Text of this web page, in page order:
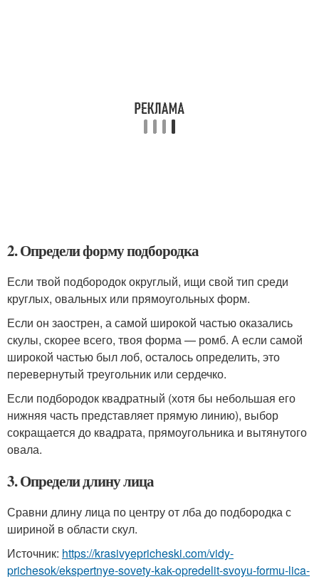
2. Определи форму подбородка
Если твой подбородок округлый, ищи свой тип среди
круглых, овальных или прямоугольных форм.
Если он заострен, а самой широкой частью оказались
скулы, скорее всего, твоя форма — ромб. А если самой
широкой частью был лоб, осталось определить, это
перевернутый треугольник или сердечко.
Если подбородок квадратный (хотя бы небольшая его
нижняя часть представляет прямую линию), выбор
сокращается до квадрата, прямоугольника и вытянутого
овала.
3. Определи длину лица
Сравни длину лица по центру от лба до подбородка с
шириной в области скул.
Источник: https://krasivyepricheski.com/vidy-
prichesok/ekspertnye-sovety-kak-opredelit-svoyu-formu-lica-